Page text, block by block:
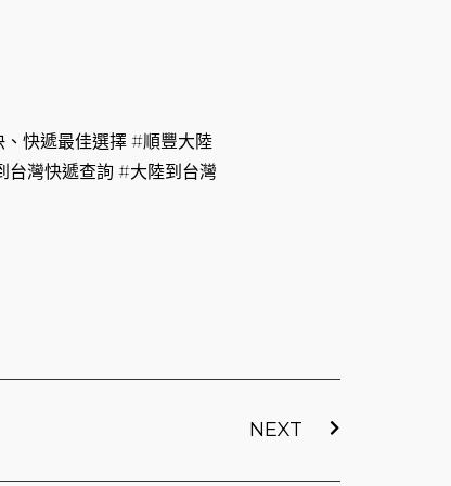
快遞最佳選擇 #順豐大陸
台灣快遞查詢 #大陸到台灣
NEXT